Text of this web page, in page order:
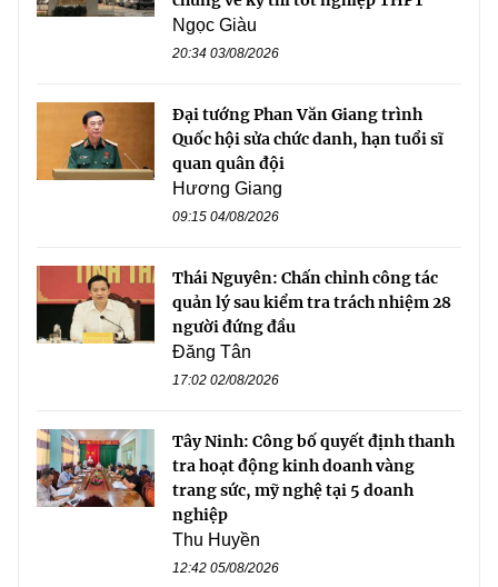
Ngọc Giàu
20:34 03/08/2026
Đại tướng Phan Văn Giang trình
Quốc hội sửa chức danh, hạn tuổi sĩ
quan quân đội
Hương Giang
09:15 04/08/2026
Thái Nguyên: Chấn chỉnh công tác
quản lý sau kiểm tra trách nhiệm 28
người đứng đầu
Đăng Tân
17:02 02/08/2026
Tây Ninh: Công bố quyết định thanh
tra hoạt động kinh doanh vàng
trang sức, mỹ nghệ tại 5 doanh
nghiệp
Thu Huyền
12:42 05/08/2026